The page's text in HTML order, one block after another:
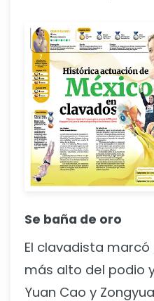
Se baña de oro
El clavadista
más alto del podio
Yuan Cao y